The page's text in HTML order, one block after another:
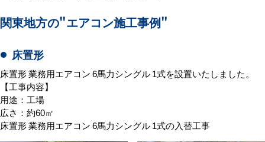
関東地方の"エアコン施工事例"
床置形
床置形 業務用エアコン 6馬力シングル 1式を設置いたしました。
【工事内容】
用途：工場
広さ：約60㎡
床置形 業務用エアコン 6馬力シングル 1式の入替工事